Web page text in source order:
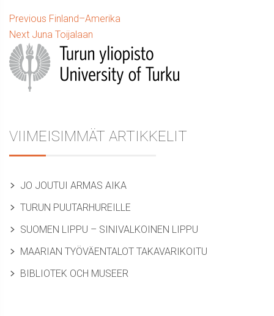
Artikkelien
selaus
Previous Previous
post:
Finland–Amerika
Next Next
post:
Juna Toijalaan
Sidebar
VIIMEISIMMÄT ARTIKKELIT
JO JOUTUI ARMAS AIKA
TURUN PUUTARHUREILLE
SUOMEN LIPPU – SINIVALKOINEN LIPPU
MAARIAN TYÖVÄENTALOT TAKAVARIKOITU
BIBLIOTEK OCH MUSEER